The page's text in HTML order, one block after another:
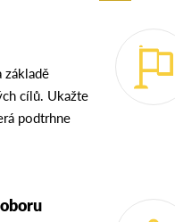
cílů. Ukažte
podtrhne